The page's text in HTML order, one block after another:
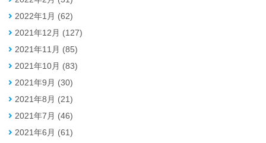
2022年1月 (62)
2021年12月 (127)
2021年11月 (85)
2021年10月 (83)
2021年9月 (30)
2021年8月 (21)
2021年7月 (46)
2021年6月 (61)